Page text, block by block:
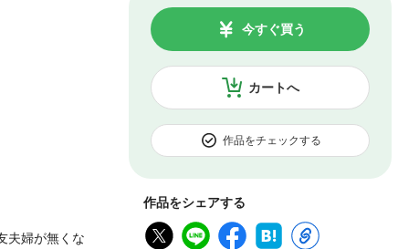
カートへ
今すぐ買う
作品をチェックする
作品をシェアする
夫婦が無くな